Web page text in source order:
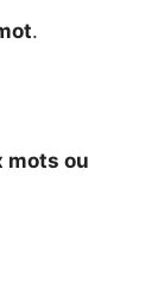
.
mots ou